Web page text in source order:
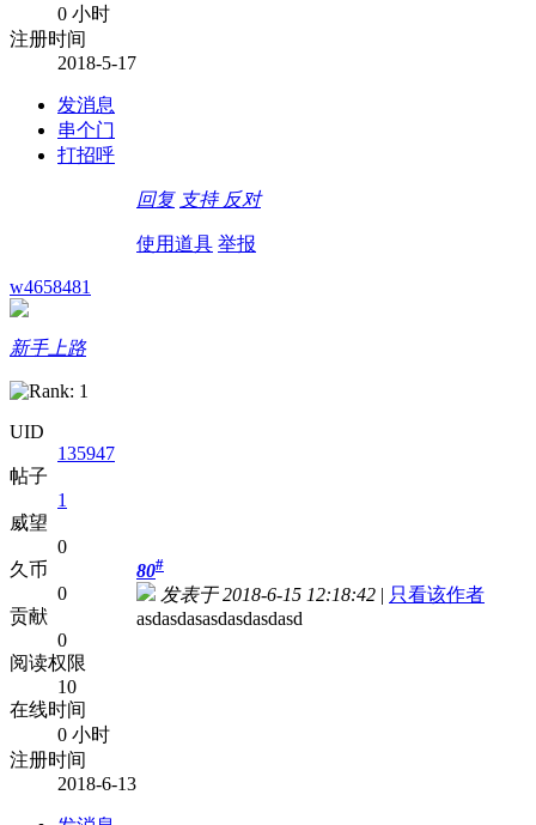
0 小时
注册时间
2018-5-17
发消息
串个门
打招呼
回复 支持 反对
使用道具 举报
w4658481
新手上路
UID
135947
帖子
1
威望
0
久币
0
贡献
0
阅读权限
10
在线时间
0 小时
注册时间
2018-6-13
80#
发表于 2018-6-15 12:18:42 | 只看该作者
asdasdasasdasdasdasd